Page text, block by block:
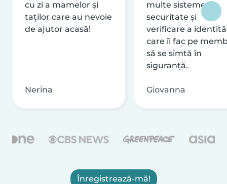
cu zi a mamelor și
taților care au nevoie
de ajutor acasă!
Nerina
multe sisteme de
securitate și
verificare a
care îi fac pe
să se simtă în
siguranță.
Giovanna
Înregistrează-mă!